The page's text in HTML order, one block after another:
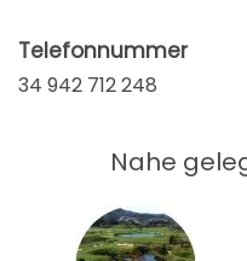
Telefonnummer
34 942 712 248
Nahe